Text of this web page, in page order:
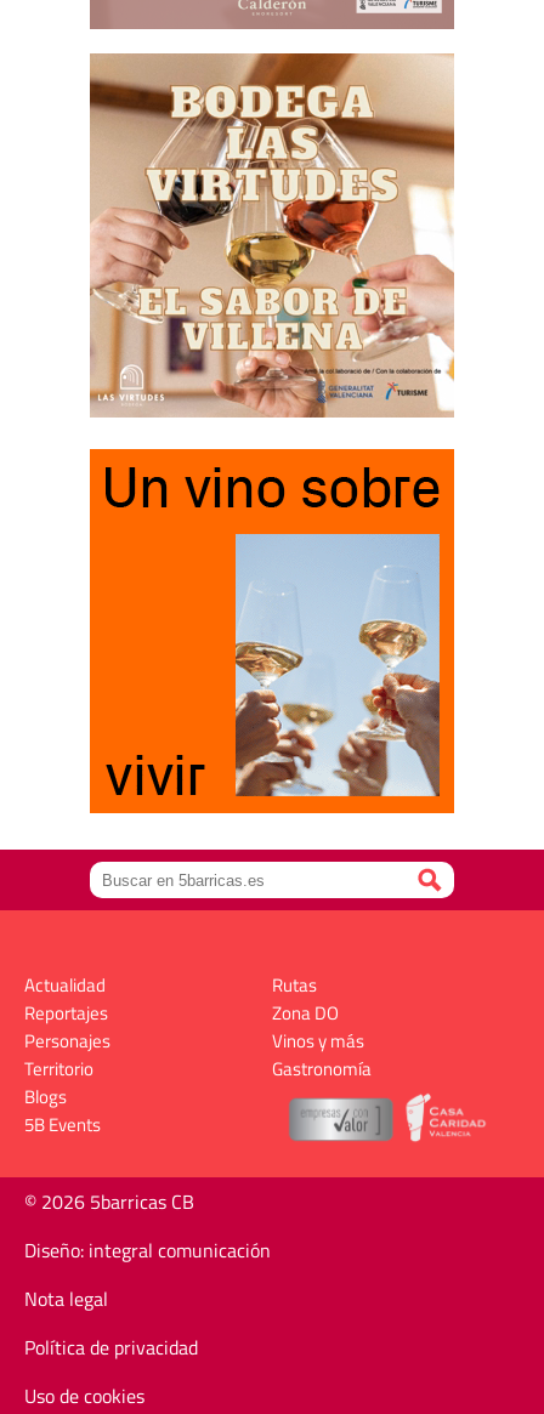
Actualidad
Reportajes
Personajes
Territorio
Rutas
Zona DO
Vinos y más
Gastronomía
Blogs
5B Events
© 2026 5barricas CB
Diseño: integral comunicación
Nota legal
Política de privacidad
Uso de cookies